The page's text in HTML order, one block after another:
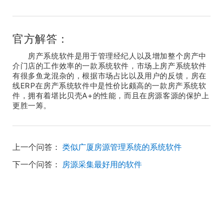
官方解答：
房产系统软件是用于管理经纪人以及增加整个房产中
介门店的工作效率的一款系统软件，市场上房产系统软件
有很多鱼龙混杂的，根据市场占比以及用户的反馈，房在
线ERP在房产系统软件中是性价比颇高的一款房产系统软
件，拥有着堪比贝壳A+的性能，而且在房源客源的保护上
更胜一筹。
上一个问答： 类似广厦房源管理系统的系统软件
下一个问答： 房源采集最好用的软件